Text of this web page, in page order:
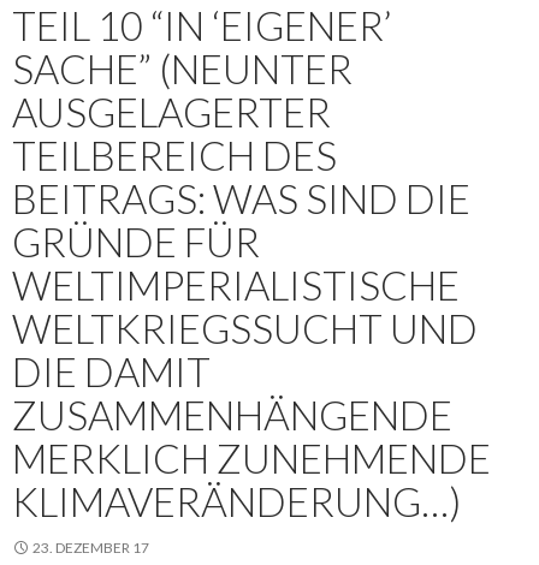
TEIL 10 “IN ‘EIGENER’
SACHE” (NEUNTER
AUSGELAGERTER
TEILBEREICH DES
BEITRAGS: WAS SIND DIE
GRÜNDE FÜR
WELTIMPERIALISTISCHE
WELTKRIEGSSUCHT UND
DIE DAMIT
ZUSAMMENHÄNGENDE
MERKLICH ZUNEHMENDE
KLIMAVERÄNDERUNG…)
23. DEZEMBER 17